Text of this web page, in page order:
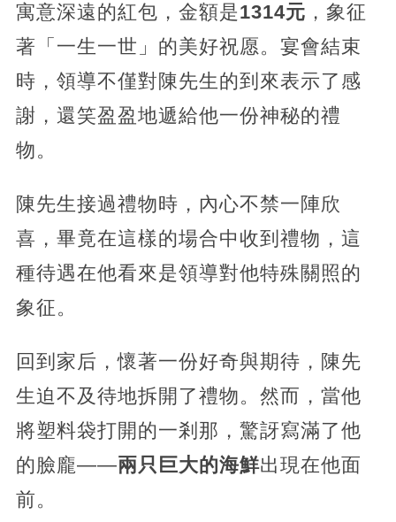
寓意深遠的紅包，金額是1314元 ，象征
著「一生一世」的美好祝愿。宴會結束
時，領導不僅對陳先生的到來表示了感
謝， 還笑盈盈地遞給他一份神秘的禮
物。
陳先生接過禮物時，內心不禁一陣欣
喜，畢竟在這樣的場合中收到禮物，這
種待遇在他看來是領導對他特殊關照的
象征。
回到家后，懷著一份好奇與期待， 陳先
生迫不及待地拆開了禮物。然而，當他
將塑料袋打開的一剎那，驚訝寫滿了他
的臉龐——兩只巨大的海鮮出現在他面
前。